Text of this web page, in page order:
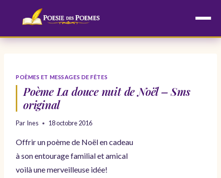
POÈMES ET MESSAGES DE FÊTES
Poème La douce nuit de Noël – Sms
original
Par Ines 18 octobre 2016
Offrir un poème de Noël en cadeau
à son entourage familial et amical
voilà une merveilleuse idée!